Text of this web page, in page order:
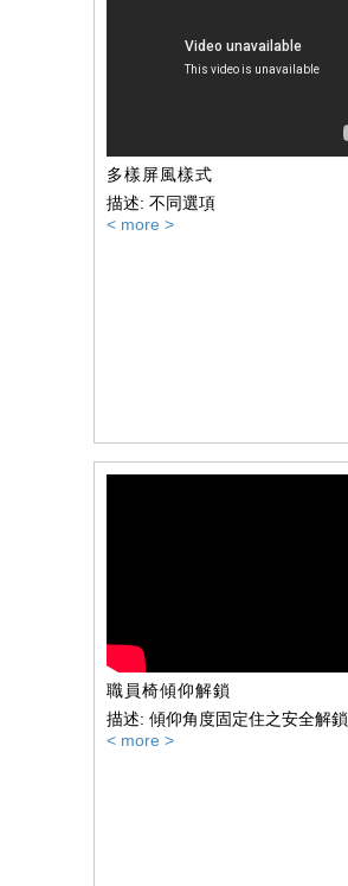
多樣屏風樣式
描述: 不同選項
< more >
職員椅傾仰解鎖
描述: 傾仰角度固定住之安全解鎖
< more >